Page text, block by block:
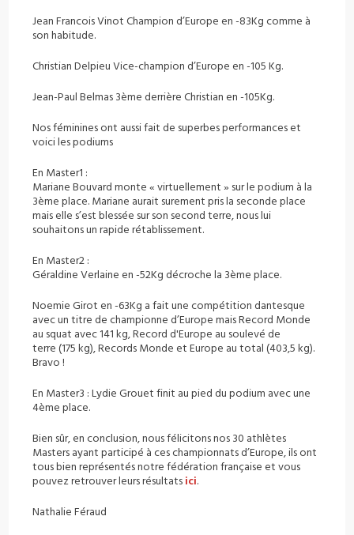
Jean Francois Vinot Champion d’Europe en -83Kg comme à
son habitude.
Christian Delpieu Vice-champion d’Europe en -105 Kg.
Jean-Paul Belmas 3ème derrière Christian en -105Kg.
Nos féminines ont aussi fait de superbes performances et
voici les podiums
En Master1 :
Mariane Bouvard monte « virtuellement » sur le podium à la
3ème place. Mariane aurait surement pris la seconde place
mais elle s’est blessée sur son second terre, nous lui
souhaitons un rapide rétablissement.
En Master2 :
Géraldine Verlaine en -52Kg décroche la 3ème place.
Noemie Girot en -63Kg a fait une compétition dantesque
avec un titre de championne d’Europe mais Record Monde
au squat avec 141 kg, Record d'Europe au soulevé de
terre (175 kg), Records Monde et Europe au total (403,5 kg).
Bravo !
En Master3 : Lydie Grouet finit au pied du podium avec une
4ème place.
Bien sûr, en conclusion, nous félicitons nos 30 athlètes
Masters ayant participé à ces championnats d’Europe, ils ont
tous bien représentés notre fédération française et vous
pouvez retrouver leurs résultats ici.
Nathalie Féraud